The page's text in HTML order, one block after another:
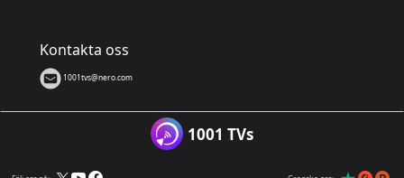
Kontakta oss
1001tvs@nero.com
1001 TVs